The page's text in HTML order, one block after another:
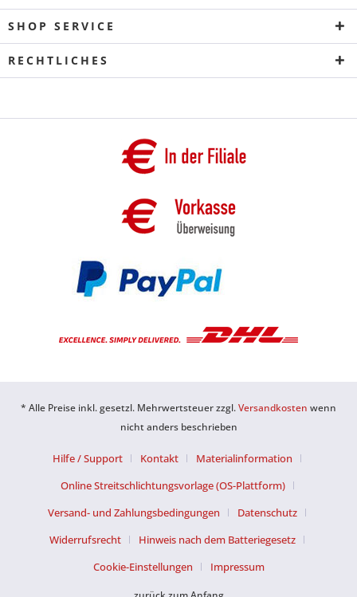
SHOP SERVICE
RECHTLICHES
* Alle Preise inkl. gesetzl. Mehrwertsteuer zzgl.Versandkosten wenn
nicht anders beschrieben
Hilfe / Support Kontakt
Materialinformation
Online Streitschlichtungsvorlage (OS-Plattform)
Versand- und Zahlungsbedingungen
Datenschutz
Widerrufsrecht
Hinweis nach dem Batteriegesetz
Cookie-Einstellungen
Impressum